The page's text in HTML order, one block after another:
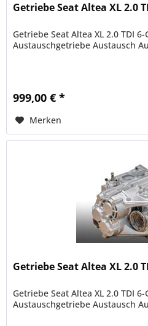
Getriebe Seat Altea XL 2.0
Getriebe Seat Altea XL 2.0 TDI
Austauschgetriebe Austausch
999,00 € *
Merken
Getriebe Seat Altea XL 2.0
Getriebe Seat Altea XL 2.0 TDI
Austauschgetriebe Austausch